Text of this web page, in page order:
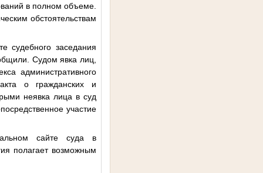
в полном объеме.
обстоятельствам
судебного заседания
Судом явка лиц,
административного
о гражданских и
неявка лица в суд
участие
сайте суда в
полагает возможным